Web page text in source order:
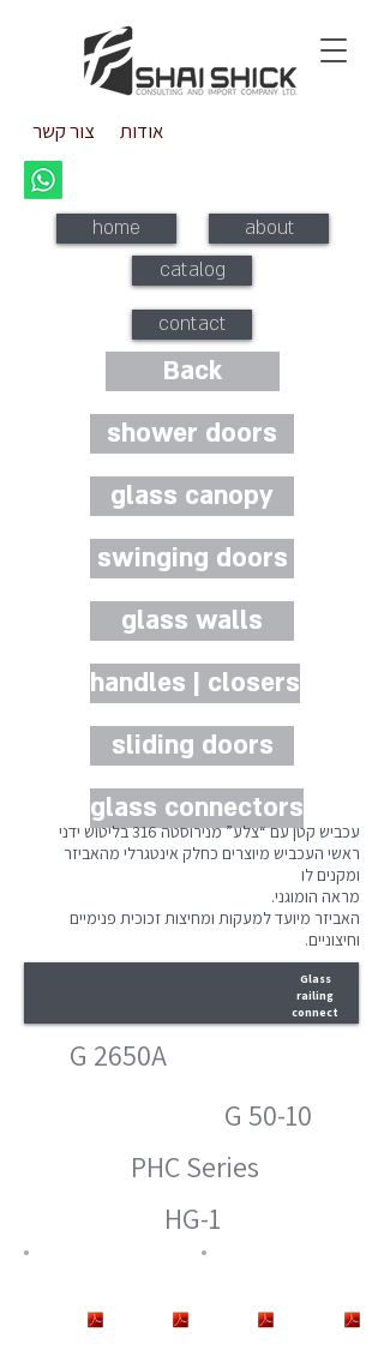
צור קשר אודות
home
about
catalog
contact
Back
shower doors
glass canopy
swinging doors
glass walls
handles | closers
sliding doors
glass connectors
עכביש קטן עם “צלע” מנירוסטה 316 בליטוש ידני
ראשי העכביש מיוצרים כחלק אינטגרלי מהאביזר
ומקנים לו
מראה הומוגני.
האביזר מיועד למעקות ומחיצות זכוכית פנימיים
וחיצוניים.
Glass
railing
connect
ors
G 2650A
G 50-10
PHC Series
HG-1